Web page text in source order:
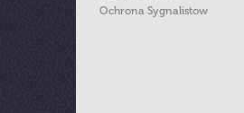
Ochrona Sygnalistow